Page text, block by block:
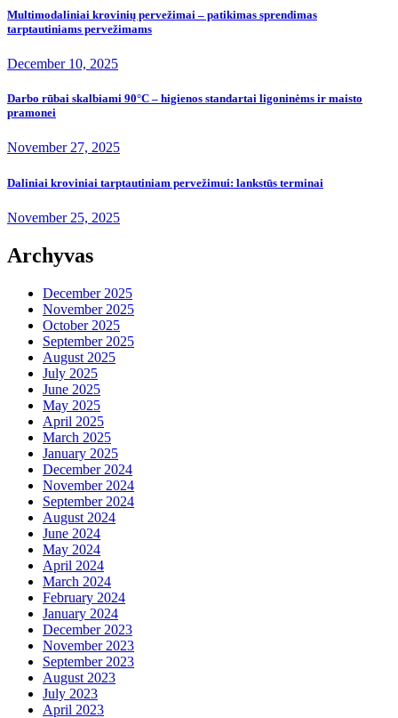
Multimodaliniai krovinių pervežimai – patikimas sprendimas
tarptautiniams pervežimams
December 10, 2025
Darbo rūbai skalbiami 90°C – higienos standartai ligoninėms ir maisto
pramonei
November 27, 2025
Daliniai kroviniai tarptautiniam pervežimui: lankstūs terminai
November 25, 2025
Archyvas
December 2025
November 2025
October 2025
September 2025
August 2025
July 2025
June 2025
May 2025
April 2025
March 2025
January 2025
December 2024
November 2024
September 2024
August 2024
June 2024
May 2024
April 2024
March 2024
February 2024
January 2024
December 2023
November 2023
September 2023
August 2023
July 2023
April 2023